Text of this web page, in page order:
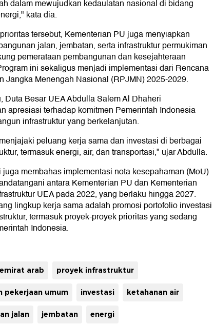
dalam mewujudkan kedaulatan nasional di bidang
kata dia.
tersebut, Kementerian PU juga menyiapkan
jalan, jembatan, serta infrastruktur permukiman
pemerataan pembangunan dan kesejahteraan
ini sekaligus menjadi implementasi dari Rencana
Jangka Menengah Nasional (RPJMN) 2025-2029.
Duta Besar UEA Abdulla Salem Al Dhaheri
apresiasi terhadap komitmen Pemerintah Indonesia
infrastruktur yang berkelanjutan.
peluang kerja sama dan investasi di berbagai
termasuk energi, air, dan transportasi," ujar Abdulla.
membahas implementasi nota kesepahaman (MoU)
antara Kementerian PU dan Kementerian
UEA pada 2022, yang berlaku hingga 2027.
lingkup kerja sama adalah promosi portofolio investasi
termasuk proyek-proyek prioritas yang sedang
Indonesia.
arab proyek infrastruktur
pekerjaan umum investasi ketahanan air
jalan jembatan energi